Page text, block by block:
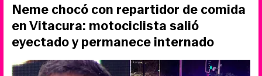
Neme chocó con repartidor de comida
en Vitacura: motociclista salió
eyectado y permanece internado